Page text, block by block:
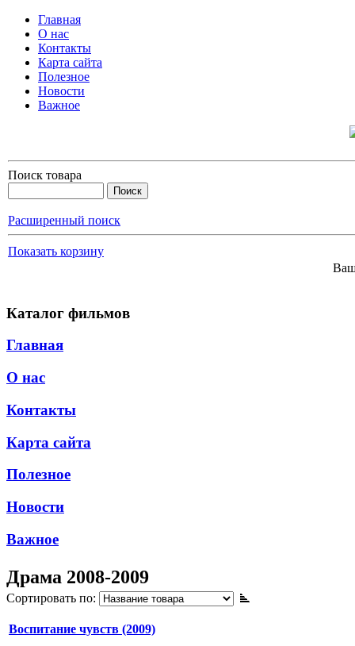
Главная
О нас
Контакты
Карта сайта
Полезное
Новости
Важное
Поиск товара
Расширенный поиск
Показать корзину
Каталог фильмов
Главная
О нас
Контакты
Карта сайта
Полезное
Новости
Важное
Драма 2008-2009
Сортировать по:
Воспитание чувств (2009)